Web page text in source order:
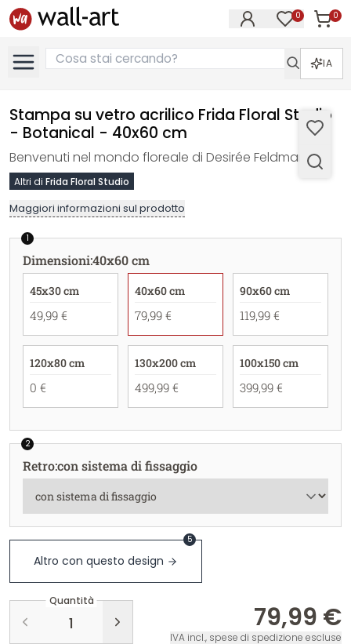
0 0
IA
Stampa su vetro acrilico Frida Floral Studio
- Botanical - 40x60 cm
Benvenuti nel mondo floreale di Desirée Feldmann!
Altri di Frida Floral Studio
Maggiori informazioni sul prodotto
1
Dimensioni:40x60 cm
45x30 cm
49,99 €
40x60 cm
79,99 €
90x60 cm
119,99 €
120x80 cm
0 €
130x200 cm
499,99 €
100x150 cm
399,99 €
2
Retro:con sistema di fissaggio
Altro con questo design
5
Quantità
79,99 €
IVA incl., spese di spedizione escluse